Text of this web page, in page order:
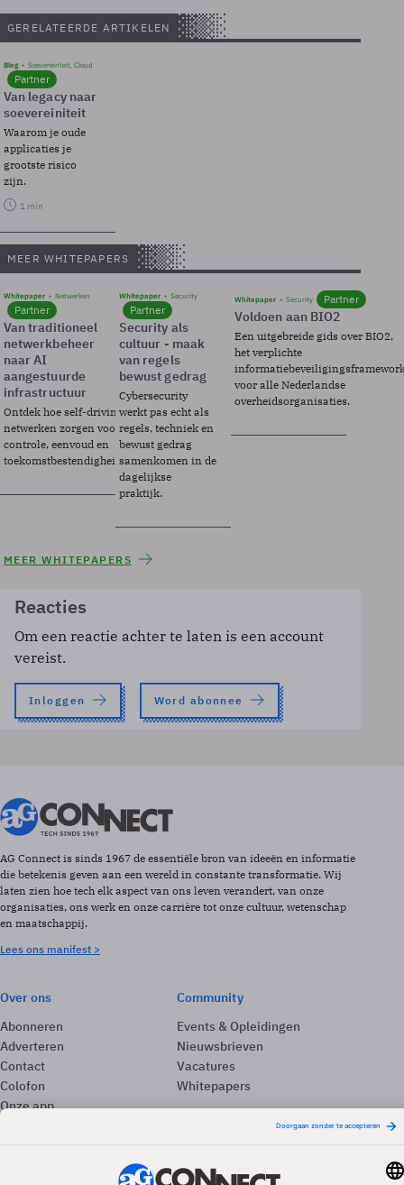
GERELATEERDE ARTIKELEN
Blog Soevereinteit, Cloud
Partner
Van legacy naar
soevereiniteit
Waarom je oude
applicaties je
grootste risico
zijn.
1 min
MEER WHITEPAPERS
Whitepaper Netwerken
Partner
Van traditioneel
netwerkbeheer
naar AI
aangestuurde
infrastructuur
Ontdek hoe self-driving
netwerken zorgen voor
controle, eenvoud en
toekomstbestendigheid.
Whitepaper Security
Partner
Security als
cultuur - maak
van regels
bewust gedrag
Cybersecurity
werkt pas echt als
regels, techniek en
bewust gedrag
samenkomen in de
dagelijkse
praktijk.
Whitepaper Security Partner
Voldoen aan BIO2
Een uitgebreide gids over BIO2,
het verplichte
voor alle Nederlandse
overheidsorganisaties.
MEER WHITEPAPERS
Reacties
Om een reactie achter te laten is een account
vereist.
Inloggen Word abonnee
AG Connect is sinds 1967 de essentiële bron van ideeën en informatie
die betekenis geven aan een wereld in constante transformatie. Wij
laten zien hoe tech elk aspect van ons leven verandert, van onze
organisaties, ons werk en onze carrière tot onze cultuur, wetenschap
en maatschappij.
Lees ons manifest >
Over ons
Abonneren
Adverteren
Contact
Colofon
Onze app
Community
Events & Opleidingen
Nieuwsbrieven
Vacatures
Whitepapers